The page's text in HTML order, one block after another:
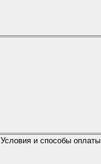
Условия и способы оплаты